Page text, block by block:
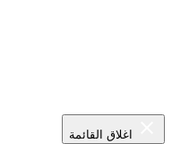
اغلاق القائمة